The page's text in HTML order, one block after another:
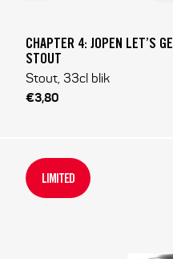
CHAPTER 4: JOPEN LET’S
STOUT
Stout, 33cl blik
€3,80
LIMITED